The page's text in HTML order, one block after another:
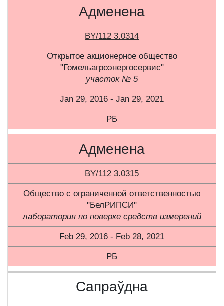
Адменена
BY/112 3.0314
Открытое акционерное общество
"Гомельагроэнергосервис"
участок № 5
Jan 29, 2016 - Jan 29, 2021
РБ
Адменена
BY/112 3.0315
Общество с ограниченной ответственностью
"БелРИПСИ"
лаборатория по поверке средств измерений
Feb 29, 2016 - Feb 28, 2021
РБ
Сапраўдна